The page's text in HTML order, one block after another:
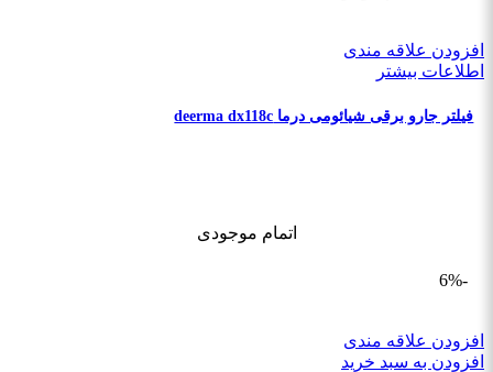
افزودن علاقه مندی
اطلاعات بیشتر
فیلتر جارو برقی شیائومی درما deerma dx118c
اتمام موجودی
-6%
افزودن علاقه مندی
افزودن به سبد خرید